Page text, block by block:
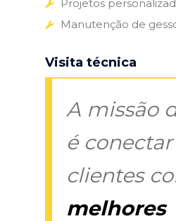
Projetos
Manutenção de
Visita técnica
A missão
é conectar
clientes
melhores